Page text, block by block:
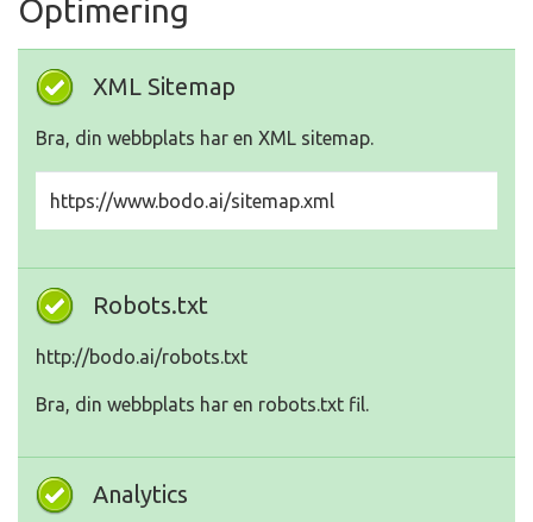
Optimering
XML Sitemap
Bra, din webbplats har en XML sitemap.
https://www.bodo.ai/sitemap.xml
Robots.txt
http://bodo.ai/robots.txt
Bra, din webbplats har en robots.txt fil.
Analytics